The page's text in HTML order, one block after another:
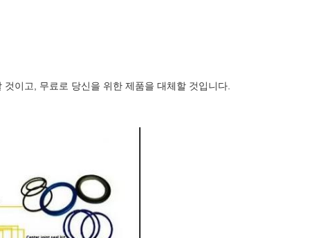
이고, 무료로 당신을 위한 제품을 대체할 것입니다.